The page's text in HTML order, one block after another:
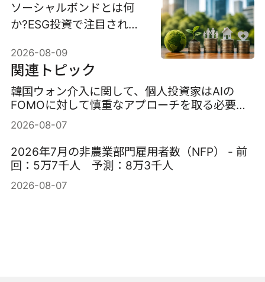
ソーシャルボンドとは何
か?ESG投資で注目される
心者向けに解説
2026-08-09
関連トピック
韓国ウォン介入に関して、個人投資家はAIの
FOMOに対して慎重なアプローチを取る必要が
ある。
2026-08-07
2026年7月の非農業部門雇用者数（NFP） - 前
回：5万7千人 予測：8万3千人
2026-08-07